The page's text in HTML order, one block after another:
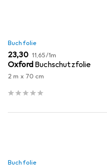
Buchfolie
EUR
23,30 EUR
11,65/1m
Oxford Buchschutzfolie
2 m x 70 cm
Buchfolie